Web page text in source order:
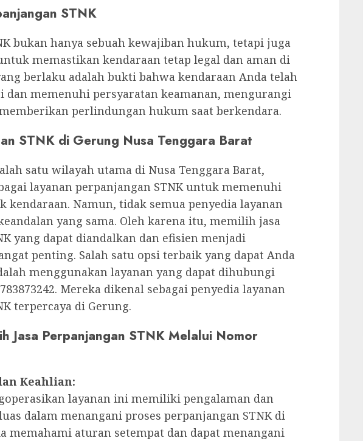
STNK
bukan hanya sebuah kewajiban hukum, tetapi juga
memastikan kendaraan tetap legal dan aman di
berlaku adalah bukti bahwa kendaraan Anda telah
memenuhi persyaratan keamanan, mengurangi
perlindungan hukum saat berkendara.
STNK di Gerung Nusa Tenggara Barat
satu wilayah utama di Nusa Tenggara Barat,
layanan perpanjangan STNK untuk memenuhi
kendaraan. Namun, tidak semua penyedia layanan
yang sama. Oleh karena itu, memilih jasa
yang dapat diandalkan dan efisien menjadi
penting. Salah satu opsi terbaik yang dapat Anda
menggunakan layanan yang dapat dihubungi
Mereka dikenal sebagai penyedia layanan
terpercaya di Gerung.
Jasa Perpanjangan STNK Melalui Nomor
Keahlian:
layanan ini memiliki pengalaman dan
dalam menangani proses perpanjangan STNK di
memahami aturan setempat dan dapat menangani